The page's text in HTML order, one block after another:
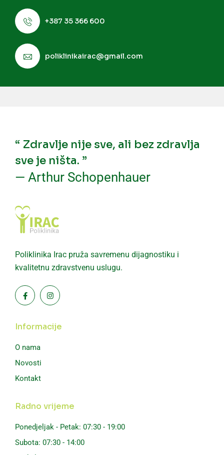
+387 35 366 600
poliklinikairac@gmail.com
“ Zdravlje nije sve, ali bez zdravlja
sve je ništa. ”
— Arthur Schopenhauer
Poliklinika Irac pruža savremenu dijagnostiku i
kvalitetnu zdravstvenu uslugu.
Informacije
O nama
Novosti
Kontakt
Radno vrijeme
Ponedjeljak - Petak: 07:30 - 19:00
Subota: 07:30 - 14:00